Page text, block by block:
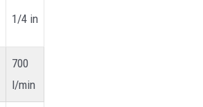
1/4 in
700
l/min